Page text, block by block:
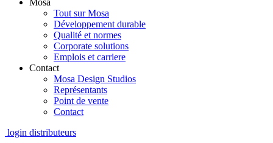
Mosa
Tout sur Mosa
Développement durable
Qualité et normes
Corporate solutions
Emplois et carriere
Contact
Mosa Design Studios
Représentants
Point de vente
Contact
login distributeurs